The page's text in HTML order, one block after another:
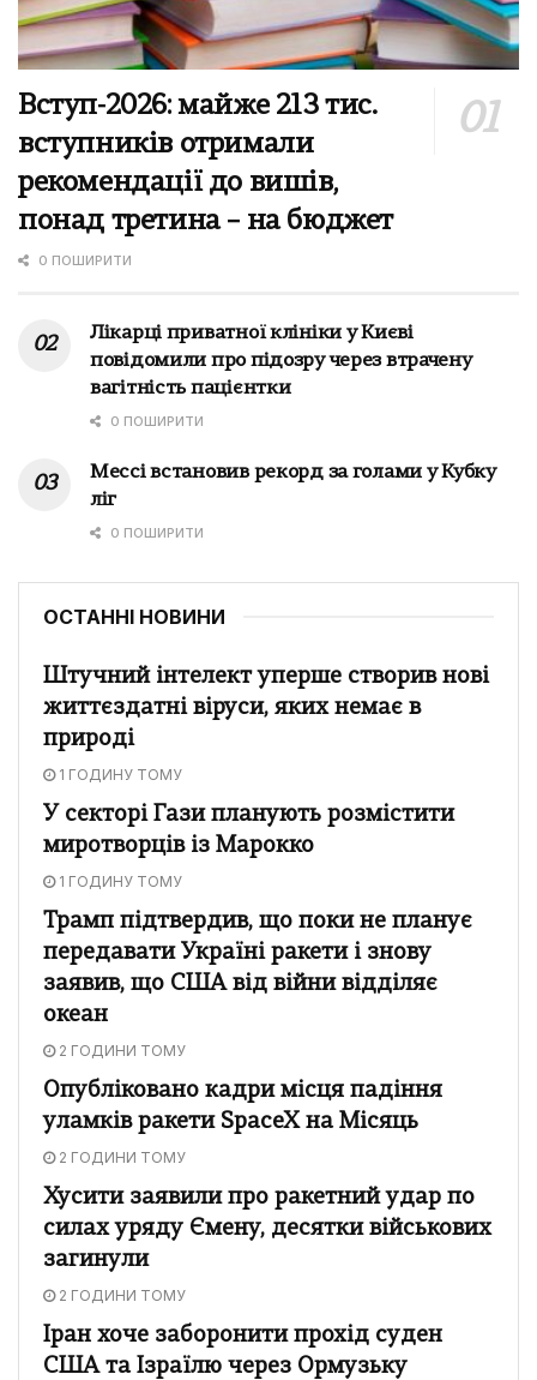
Вступ-2026: майже 213 тис.
вступників отримали
рекомендації до вишів,
понад третина – на бюджет
0 ПОШИРИТИ
Лікарці приватної клініки у Києві
повідомили про підозру через втрачену
вагітність пацієнтки
0 ПОШИРИТИ
Мессі встановив рекорд за голами у Кубку
ліг
0 ПОШИРИТИ
ОСТАННІ НОВИНИ
Штучний інтелект уперше створив нові
життєздатні віруси, яких немає в
природі
1 ГОДИНУ ТОМУ
У секторі Гази планують розмістити
миротворців із Марокко
1 ГОДИНУ ТОМУ
Трамп підтвердив, що поки не планує
передавати Україні ракети і знову
заявив, що США від війни відділяє
океан
2 ГОДИНИ ТОМУ
Опубліковано кадри місця падіння
уламків ракети SpaceX на Місяць
2 ГОДИНИ ТОМУ
Хусити заявили про ракетний удар по
силах уряду Ємену, десятки військових
загинули
2 ГОДИНИ ТОМУ
Іран хоче заборонити прохід суден
США та Ізраїлю через Ормузьку